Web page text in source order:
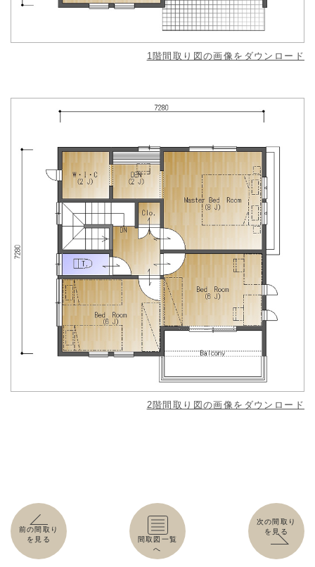
1階間取り図の画像をダウンロード
2階間取り図の画像をダウンロード
前の間取り
を見る
間取図一覧
へ
次の間取り
を見る